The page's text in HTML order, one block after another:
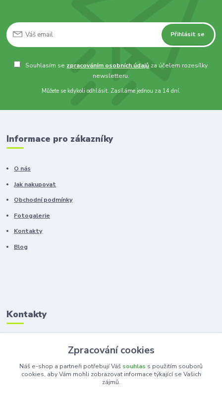
Přihlásit se
Souhlasím se zpracováním osobních údajů za účelem rozesílky
newsletteru.
Můžete se kdykoli odhlásit. Zasíláme jednou za 14 dní.
Informace pro zákazníky
O nás
Jak nakupovat
Obchodní podmínky
Fotogalerie
Kontakty
Blog
Kontakty
Zákaznická podpora
+420 603 100 966
(Po-Pá, 8-16 hod.)
Zpracování cookies
Náš e-shop a partneři potřebují Váš souhlas s použitím souborů
cookies, aby Vám mohli zobrazovat informace týkající se Vašich
zájmů.